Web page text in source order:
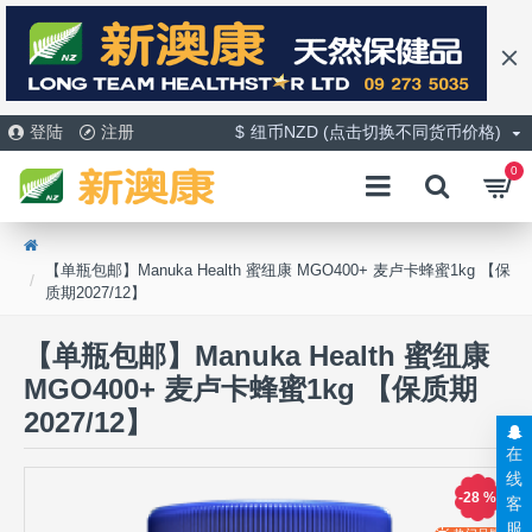
登陆 注册 $ 纽币NZD (点击切换不同货币价格)
0
【单瓶包邮】Manuka Health 蜜纽康 MGO400+ 麦卢卡蜂蜜1kg 【保
质期2027/12】
【单瓶包邮】Manuka Health 蜜纽康
MGO400+ 麦卢卡蜂蜜1kg 【保质期
2027/12】
-28 %
在
线
客